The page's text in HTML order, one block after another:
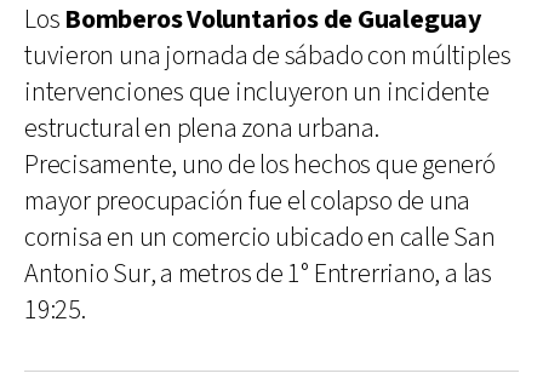
Los Bomberos Voluntarios de Gualeguay
tuvieron una jornada de sábado con múltiples
intervenciones que incluyeron un incidente
estructural en plena zona urbana.
Precisamente, uno de los hechos que generó
mayor preocupación fue el colapso de una
cornisa en un comercio ubicado en calle San
Antonio Sur, a metros de 1° Entrerriano, a las
19:25.